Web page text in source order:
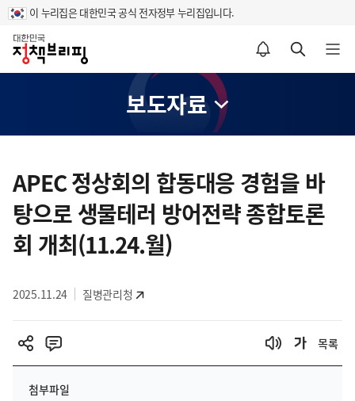
이 누리집은 대한민국 공식 전자정부 누리집입니다.
홈
알림설정 바로가기 검색 바로가기 메뉴 열기
보도자료
츠
영
역
APEC 정상회의 합동대응 경험을 바
탕으로 생물테러 방어전략 종합토론
회 개최(11.24.월)
2025.11.24 질병관리청
목록
첨부파일